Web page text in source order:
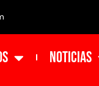
NOTICIAS